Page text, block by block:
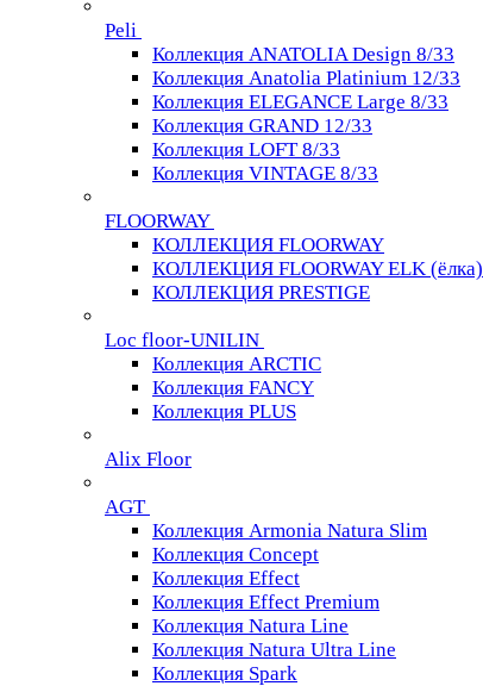
Peli
Коллекция ANATOLIA Design 8/33
Коллекция Anatolia Platinium 12/33
Коллекция ELEGANCE Large 8/33
Коллекция GRAND 12/33
Коллекция LOFT 8/33
Коллекция VINTAGE 8/33
FLOORWAY
КОЛЛЕКЦИЯ FLOORWAY
КОЛЛЕКЦИЯ FLOORWAY ELK (ёлка)
КОЛЛЕКЦИЯ PRESTIGE
Loс floor-UNILIN
Коллекция ARCTIС
Коллекция FANCY
Коллекция PLUS
Alix Floor
AGT
Коллекция Armonia Natura Slim
Коллекция Concept
Коллекция Effect
Коллекция Effect Premium
Коллекция Natura Line
Коллекция Natura Ultra Line
Коллекция Spark